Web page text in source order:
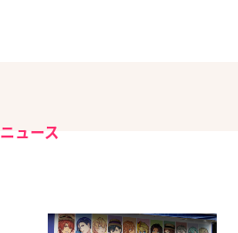
ニュース